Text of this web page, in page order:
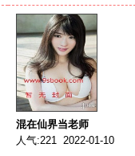
混在仙界当老师
人气:221 2022-01-10